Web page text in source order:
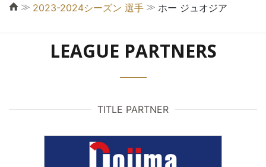
≫ 2023-2024シーズン 選手 ≫ ホー ジュオジア
LEAGUE PARTNERS
TITLE PARTNER